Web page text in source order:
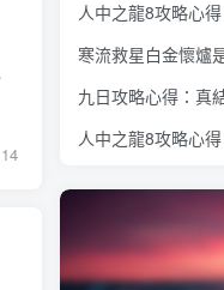
尺寸達11吋的...
14